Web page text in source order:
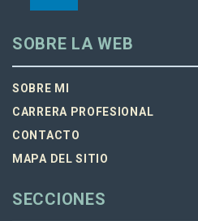
SOBRE LA WEB
SOBRE MI
CARRERA PROFESIONAL
CONTACTO
MAPA DEL SITIO
SECCIONES